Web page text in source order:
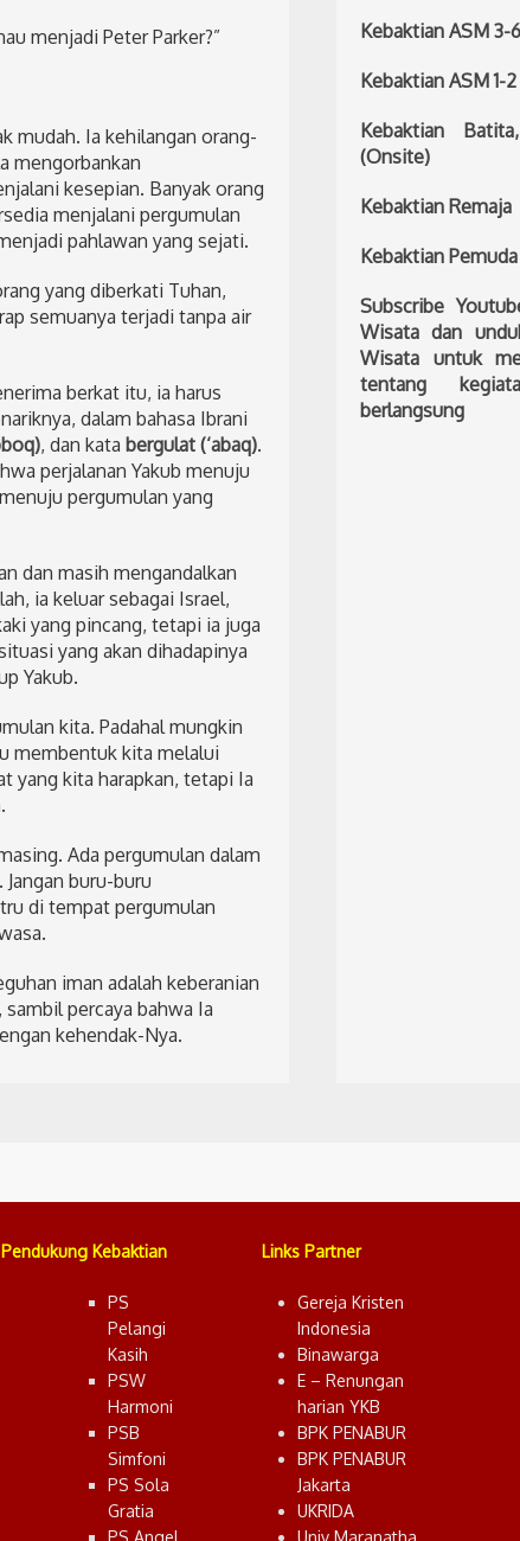
menjadi Peter Parker?”
mudah. Ia kehilangan orang-
mengorbankan
kesepian. Banyak orang
menjalani pergumulan
pahlawan yang sejati.
yang diberkati Tuhan,
semuanya terjadi tanpa air
berkat itu, ia harus
dalam bahasa Ibrani
, dan kata bergulat (‘abaq).
perjalanan Yakub menuju
pergumulan yang
dan masih mengandalkan
ia keluar sebagai Israel,
yang pincang, tetapi ia juga
yang akan dihadapinya
Yakub.
kita. Padahal mungkin
membentuk kita melalui
yang kita harapkan, tetapi Ia
Ada pergumulan dalam
buru-buru
di tempat pergumulan
iman adalah keberanian
percaya bahwa Ia
kehendak-Nya.
Kebaktian ASM
Kebaktian ASM
Kebaktian
(Onsite)
Kebaktian
Kebaktian
Subscribe
Wisata dan
Wisata untuk
tentang
berlangsung
Pendukung Kebaktian
PS
Pelangi
Kasih
PSW
Harmoni
PSB
Simfoni
PS Sola
Gratia
PS Angel
Links Partner
Gereja Kristen
Indonesia
Binawarga
E – Renungan
harian YKB
BPK PENABUR
BPK PENABUR
Jakarta
UKRIDA
Univ Maranatha